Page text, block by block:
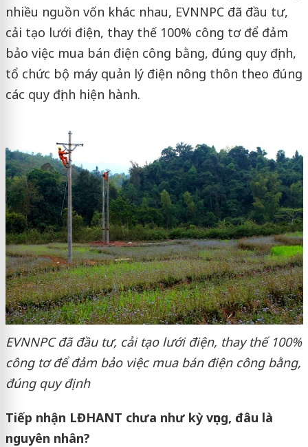
nhiều nguồn vốn khác nhau, EVNNPC đã đầu tư,
cải tạo lưới điện, thay thế 100% công tơ để đảm
bảo việc mua bán điện công bằng, đúng quy định,
tổ chức bộ máy quản lý điện nông thôn theo đúng
các quy định hiện hành.
EVNNPC đã đầu tư, cải tạo lưới điện, thay thế 100%
công tơ để đảm bảo việc mua bán điện công bằng,
đúng quy định
Tiếp nhận LĐHANT chưa như kỳ vọng, đâu là
nguyên nhân?